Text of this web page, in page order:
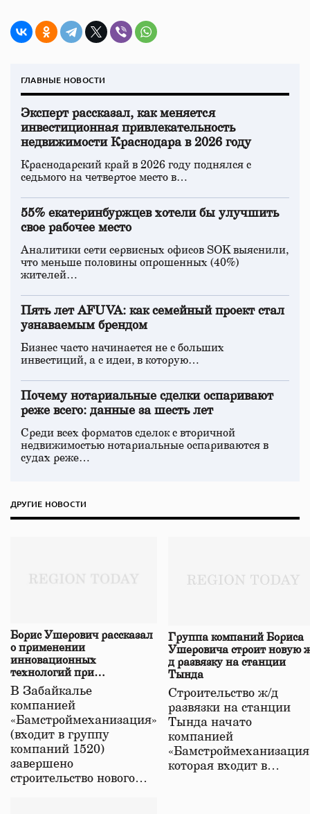
ГЛАВНЫЕ НОВОСТИ
Эксперт рассказал, как меняется
инвестиционная привлекательность
недвижимости Краснодара в 2026 году
Краснодарский край в 2026 году поднялся с
седьмого на четвертое место в…
55% екатеринбуржцев хотели бы улучшить
свое рабочее место
Аналитики сети сервисных офисов SOK выяснили,
что меньше половины опрошенных (40%)
жителей…
Пять лет AFUVA: как семейный проект стал
узнаваемым брендом
Бизнес часто начинается не с больших
инвестиций, а с идеи, в которую…
Почему нотариальные сделки оспаривают
реже всего: данные за шесть лет
Среди всех форматов сделок с вторичной
недвижимостью нотариальные оспариваются в
судах реже…
ДРУГИЕ НОВОСТИ
Борис Ушерович рассказал
о применении
инновационных
технологий при
строительстве нового моста
в Забайкалье
В Забайкалье
компанией
«Бамстроймеханизация»
(входит в группу
компаний 1520)
завершено
строительство нового…
Группа компаний Бориса
Ушеровича строит новую
д развязку на станции
Тында
Строительство ж/д
развязки на станции
Тында начато
компанией
которая входит в…